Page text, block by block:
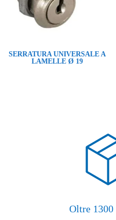
SERRATURA UNIVERSALE A
LAMELLE Ø 19
Oltre 1300